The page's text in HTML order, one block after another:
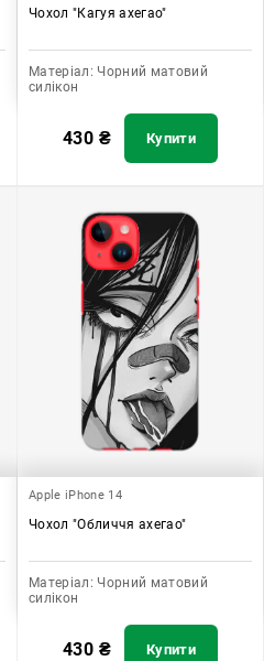
Чохол "Кагуя ахегао"
Матеріал: Чорний матовий
силікон
430 ₴ Купити
Apple iPhone 14
Чохол "Обличчя ахегао"
Матеріал: Чорний матовий
силікон
430 ₴ Купити